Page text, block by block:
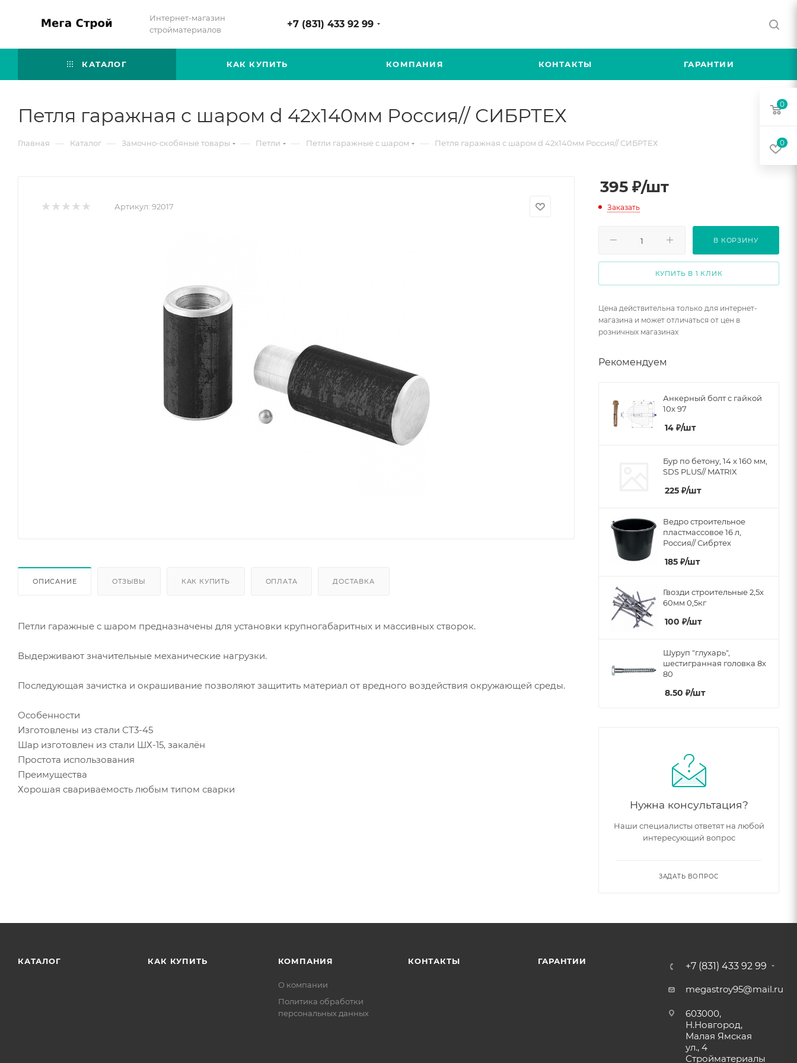
Интернет-магазин
стройматериалов
+7 (831) 433 92 99
КАТАЛОГ КАК КУПИТЬ КОМПАНИЯ КОНТАКТЫ ГАРАНТИИ
Петля гаражная с шаром d 42х140мм Россия// СИБРТЕХ
Главная — Каталог — Замочно-скобяные товары — Петли — Петли гаражные с шаром — Петля гаражная с шаром d 42х140мм Россия// СИБРТЕХ
Артикул: 92017
ОПИСАНИЕ ОТЗЫВЫ КАК КУПИТЬ ОПЛАТА ДОСТАВКА
Петли гаражные с шаром предназначены для установки крупногабаритных и массивных створок.
Выдерживают значительные механические нагрузки.
Последующая зачистка и окрашивание позволяют защитить материал от вредного воздействия окружающей среды.
Особенности
Изготовлены из стали СТ3-45
Шар изготовлен из стали ШХ-15, закалён
Простота использования
Преимущества
Хорошая свариваемость любым типом сварки
395 ₽/шт
Заказать
В КОРЗИНУ
КУПИТЬ В 1 КЛИК
Цена действительна только для интернет-
магазина и может отличаться от цен в
розничных магазинах
Рекомендуем
Анкерный болт с гайкой
10х 97
14 ₽/шт
Бур по бетону, 14 x 160 мм,
SDS PLUS// MATRIX
225 ₽/шт
Ведро строительное
пластмассовое 16 л,
Россия// Сибртех
185 ₽/шт
Гвозди строительные 2,5х
60мм 0,5кг
100 ₽/шт
Шуруп "глухарь",
шестигранная головка 8х
80
8.50 ₽/шт
Нужна консультация?
Наши специалисты ответят на любой
интересующий вопрос
ЗАДАТЬ ВОПРОС
КАТАЛОГ КАК КУПИТЬ КОМПАНИЯ
О компании
Политика обработки
персональных данных
КОНТАКТЫ ГАРАНТИИ +7 (831) 433 92 99
megastroy95@mail.ru
603000,
Н.Новгород,
Малая Ямская
ул., 4
Стройматериалы
0
0